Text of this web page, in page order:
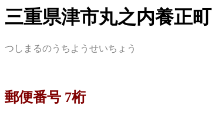
三重県津市丸之内養正町
つしまるのうちようせいちょう
郵便番号 7桁